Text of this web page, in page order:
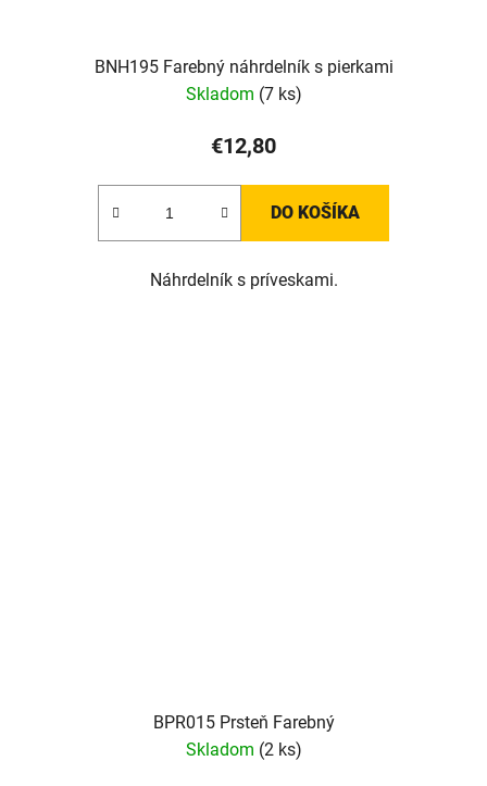
BNH195 Farebný náhrdelník s pierkami
Skladom (7 ks)
€12,80
DO KOŠÍKA
Náhrdelník s príveskami.
BPR015 Prsteň Farebný
Skladom (2 ks)